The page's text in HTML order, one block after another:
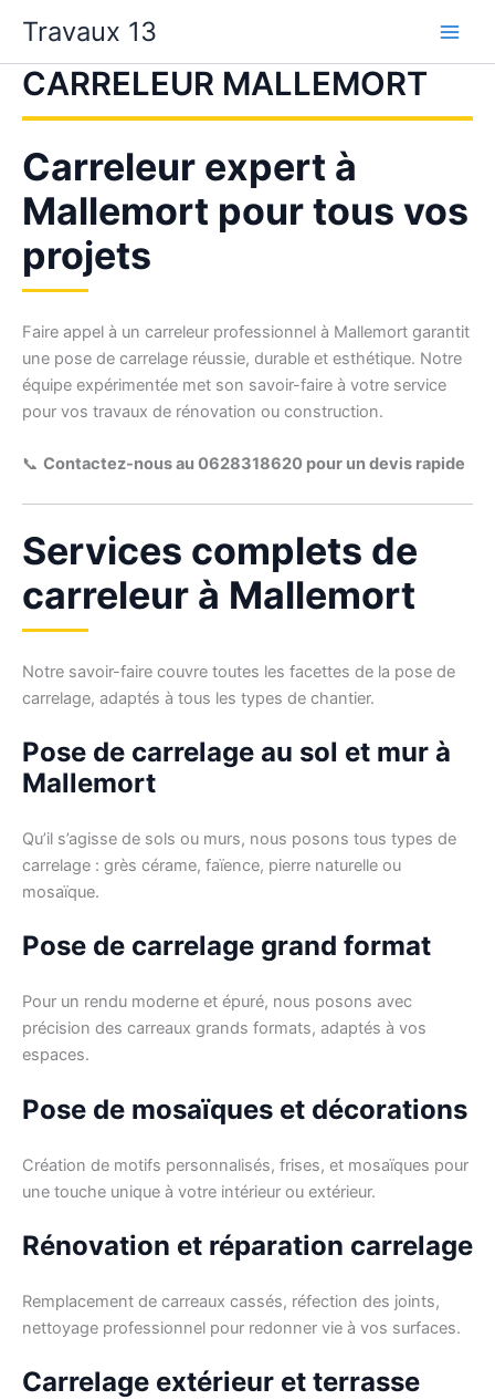
contenu
Travaux 13
CARRELEUR MALLEMORT
Carreleur expert à
Mallemort pour tous vos
projets
Faire appel à un carreleur professionnel à Mallemort garantit
une pose de carrelage réussie, durable et esthétique. Notre
équipe expérimentée met son savoir-faire à votre service
pour vos travaux de rénovation ou construction.
📞 Contactez-nous au 0628318620 pour un devis rapide
Services complets de
carreleur à Mallemort
Notre savoir-faire couvre toutes les facettes de la pose de
carrelage, adaptés à tous les types de chantier.
Pose de carrelage au sol et mur à
Mallemort
Qu’il s’agisse de sols ou murs, nous posons tous types de
carrelage : grès cérame, faïence, pierre naturelle ou
mosaïque.
Pose de carrelage grand format
Pour un rendu moderne et épuré, nous posons avec
précision des carreaux grands formats, adaptés à vos
espaces.
Pose de mosaïques et décorations
Création de motifs personnalisés, frises, et mosaïques pour
une touche unique à votre intérieur ou extérieur.
Rénovation et réparation carrelage
Remplacement de carreaux cassés, réfection des joints,
nettoyage professionnel pour redonner vie à vos surfaces.
Carrelage extérieur et terrasse